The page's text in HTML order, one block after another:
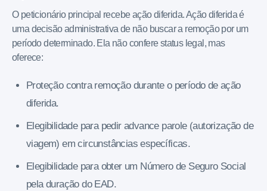
O peticionário principal recebe ação diferida. Ação diferida é
uma decisão administrativa de não buscar a remoção por um
período determinado. Ela não confere status legal, mas
oferece:
Proteção contra remoção durante o período de ação
diferida.
Elegibilidade para pedir advance parole (autorização de
viagem) em circunstâncias específicas.
Elegibilidade para obter um Número de Seguro Social
pela duração do EAD.